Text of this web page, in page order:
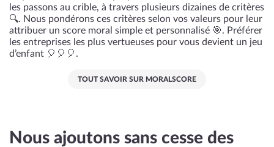
les passons au crible, à travers plusieurs dizaines de critères
🔍. Nous pondérons ces critères selon vos valeurs pour leur
attribuer un score moral simple et personnalisé 🎯. Préférer
les entreprises les plus vertueuses pour vous devient un jeu
d’enfant 🎈🎈🎈.
TOUT SAVOIR SUR MORALSCORE
Nous ajoutons sans cesse des